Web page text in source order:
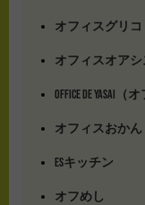
オフィスグリコ
オフィスオアシ
OFFICE DE YASAI
オフィスおかん
ESキッチン
オフめし